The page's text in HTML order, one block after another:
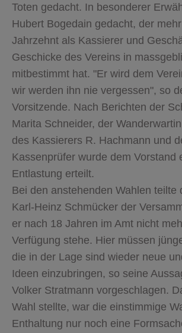
Toten gedacht. In besonderer
Hubert Bogedain gedacht, der
Jahrzehnt als Kassierer und
Geschicke des Vereins in
mitbestimmt hat. "Er wird dem
wir werden ihn nie vergessen", so
Vorsitzende. Nach Berichten der
Marita Schneider, der
des Kassierers R. Hachmann und
Kassenprüfer wurde dem Vorstand
Entlastung erteilt.
Bei den anstehenden Wahlen teilte
Karl-Heinz Schmücker der
er nach 18 Jahren im Amt nicht
Verfügung stehe. Hier müssen
die in der Lage sind wieder neue
Ideen einzubringen, so seine
Volker Stratmann vorgeschlagen.
Wahl stellte, war die einstimmige
Enthaltung nur noch eine